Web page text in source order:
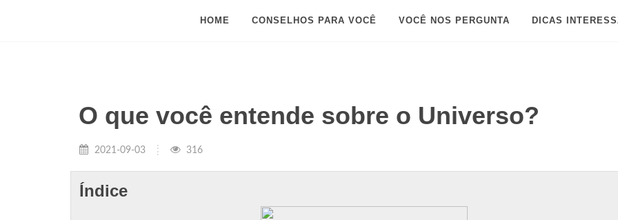
HOME CONSELHOS PARA VOCÊ VOCÊ NOS PERGUNTA DICAS
O que você entende sobre o Universo?
2021-09-03 316
Índice